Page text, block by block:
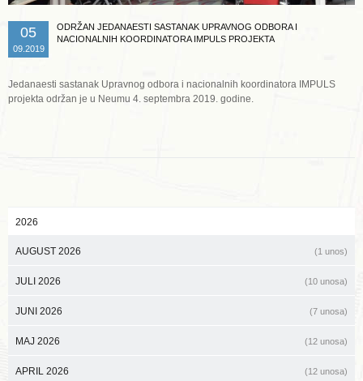
05
09.2019
ODRŽAN JEDANAESTI SASTANAK UPRAVNOG ODBORA I
NACIONALNIH KOORDINATORA IMPULS PROJEKTA
Jedanaesti sastanak Upravnog odbora i nacionalnih koordinatora IMPULS
projekta održan je u Neumu 4. septembra 2019. godine.
2026
AUGUST 2026 (1 unos)
JULI 2026 (10 unosa)
JUNI 2026 (7 unosa)
MAJ 2026 (12 unosa)
APRIL 2026 (12 unosa)